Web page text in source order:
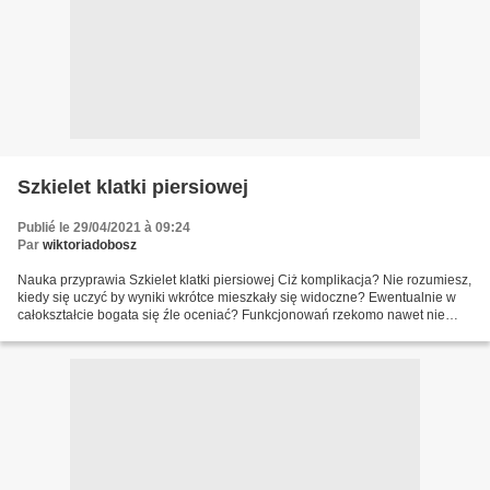
Szkielet klatki piersiowej
Publié le 29/04/2021 à 09:24
Par wiktoriadobosz
Nauka przyprawia Szkielet klatki piersiowej Ciż komplikacja? Nie rozumiesz,
kiedy się uczyć by wyniki wkrótce mieszkały się widoczne? Ewentualnie w
całokształcie bogata się źle oceniać? Funkcjonowań rzekomo nawet nie